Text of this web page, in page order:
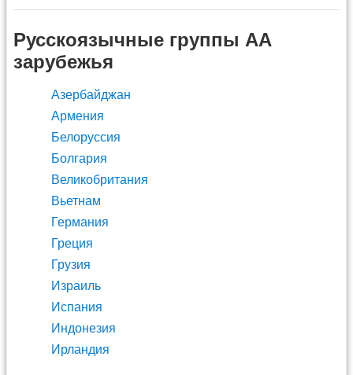
Русскоязычные группы АА
зарубежья
Азербайджан
Армения
Белоруссия
Болгария
Великобритания
Вьетнам
Германия
Греция
Грузия
Израиль
Испания
Индонезия
Ирландия